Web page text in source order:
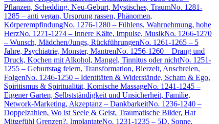
Pflanzen, Schedding, Neu-Geburt, Mystisches, TraumNo. 1281-
1285 – anti vegan, Ursprung rassen, Phänomen,
KörperempfindungNo. 1276-1280 – Fühlens, Wahrnehmung, hohe
HerzNo. 1271-1274 – Innere Kälte, Impulse, MusikNo. 1266-1270
– Wunsch, Mädchen/Jungs, RückführungenNo. 1261-1265 – 5
Jahre, Psychiatrie, Monster, MantrenNo. 1256-1260 – Drang und
Druck, Kochen mit Alkohol, Mangel, Tinnitus oder nichtNo. 1251-
1255 – Geburtstag feiern, Transformation, Bierzelt, Anschreien,
FolgenNo. 1246-1250 – Identitäten & Widerstände, Scham & Ego,
Spiritismus & Spiritualität, Komische MassageNo. 1241-1245 –
Eigener Garten, Selbstständigkeit und Unsicherheit, Familie,
Network-Marketing, Akzeptanz – DankbarkeitNo. 1236-1240 –
Doppelzahlen, Wo ist Seele & Geist, Traumatische Bilder, Hat
Mitgefühl Grenzen?, ImplantateNo. 1231-1235 – 5D, Sonne,